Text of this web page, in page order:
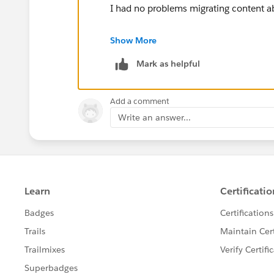
I had no problems migrating content
If this post resolves the question,
questions. Thank you.
Regards,
Diego Martinez
Tableau Visionary and Tableau
Show More
Mark as helpful
Add a comment
Write an answer...